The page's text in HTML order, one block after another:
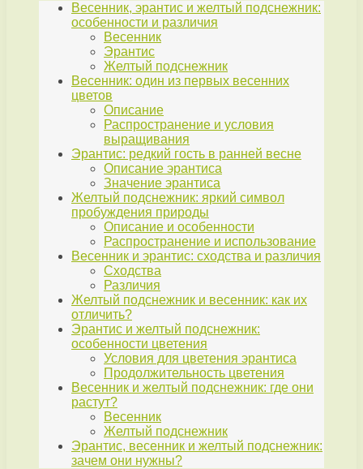
Весенник, эрантис и желтый подснежник:
особенности и различия
Весенник
Эрантис
Желтый подснежник
Весенник: один из первых весенних
цветов
Описание
Распространение и условия
выращивания
Эрантис: редкий гость в ранней весне
Описание эрантиса
Значение эрантиса
Желтый подснежник: яркий символ
пробуждения природы
Описание и особенности
Распространение и использование
Весенник и эрантис: сходства и различия
Сходства
Различия
Желтый подснежник и весенник: как их
отличить?
Эрантис и желтый подснежник:
особенности цветения
Условия для цветения эрантиса
Продолжительность цветения
Весенник и желтый подснежник: где они
растут?
Весенник
Желтый подснежник
Эрантис, весенник и желтый подснежник:
зачем они нужны?